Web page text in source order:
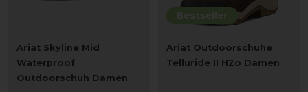
Ariat Skyline Mid
Waterproof
Outdoorschuh Damen
Bestseller
Ariat Outdoorschuhe
Telluride II H2o Damen